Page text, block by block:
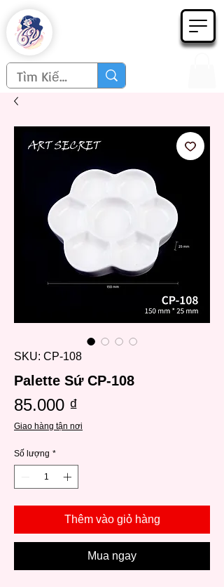
SKU: CP-108
Palette Sứ CP-108
85.000 ₫
Giao hàng tận nơi
Số lượng *
Thêm vào giỏ hàng
Mua ngay